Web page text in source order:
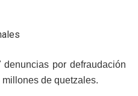
por defraudación
de quetzales.